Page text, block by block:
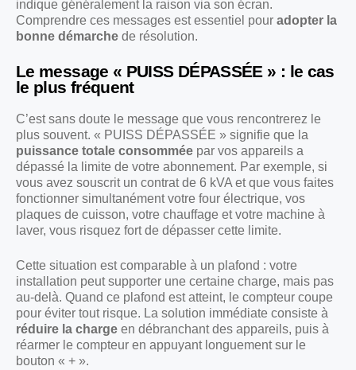
indique généralement la raison via son écran.
Comprendre ces messages est essentiel pour adopter la
bonne démarche de résolution.
Le message « PUISS DÉPASSÉE » : le cas
le plus fréquent
C’est sans doute le message que vous rencontrerez le
plus souvent. « PUISS DÉPASSÉE » signifie que la
puissance totale consommée par vos appareils a
dépassé la limite de votre abonnement. Par exemple, si
vous avez souscrit un contrat de 6 kVA et que vous faites
fonctionner simultanément votre four électrique, vos
plaques de cuisson, votre chauffage et votre machine à
laver, vous risquez fort de dépasser cette limite.
Cette situation est comparable à un plafond : votre
installation peut supporter une certaine charge, mais pas
au-delà. Quand ce plafond est atteint, le compteur coupe
pour éviter tout risque. La solution immédiate consiste à
réduire la charge en débranchant des appareils, puis à
réarmer le compteur en appuyant longuement sur le
bouton « + ».